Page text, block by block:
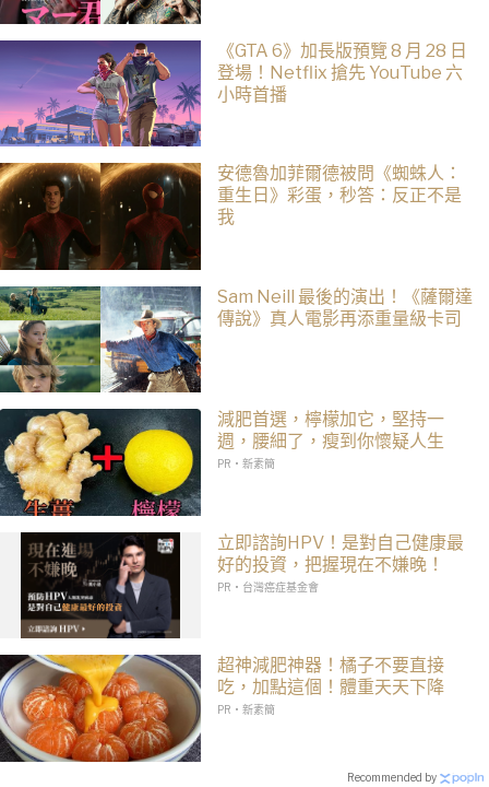
《GTA 6》加長版預覽 8 月 28 日
登場！Netflix 搶先 YouTube 六
小時首播
安德魯加菲爾德被問《蜘蛛人：
重生日》彩蛋，秒答：反正不是
我
Sam Neill 最後的演出！《薩爾達
傳說》真人電影再添重量級卡司
減肥首選，檸檬加它，堅持一
週，腰細了，瘦到你懷疑人生
PR・新素簡
立即諮詢HPV！是對自己健康最
好的投資，把握現在不嫌晚！
PR・台灣癌症基金會
超神減肥神器！橘子不要直接
吃，加點這個！體重天天下降
PR・新素簡
Recommended by